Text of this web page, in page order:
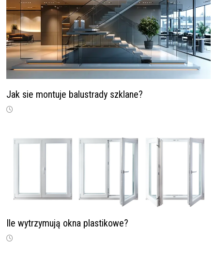
Jak sie montuje balustrady szklane?
Ile wytrzymują okna plastikowe?